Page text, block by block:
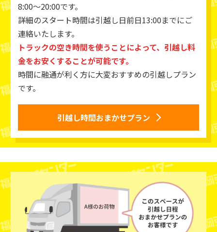
8:00～20:00です。
詳細のスタート時間は引越し日前日13:00までにご
連絡いたします。
トラックの空き時間を使うことによって、引越し料
金をお安くすることが可能です。
時間に融通が利く方に大変おすすめの引越しプラン
です。
引越し時間おまかせプラン